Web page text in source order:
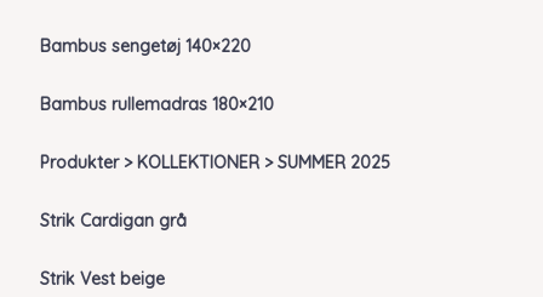
Bambus sengetøj 140×220
Bambus rullemadras 180×210
Produkter > KOLLEKTIONER > SUMMER 2025
Strik Cardigan grå
Strik Vest beige